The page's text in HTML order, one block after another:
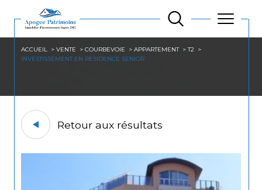
ACCUEIL VENTE COURBEVOIE APPARTEMENT
T2
INVESTISSEMENT EN RESIDENCE SENIOR
Retour aux résultats